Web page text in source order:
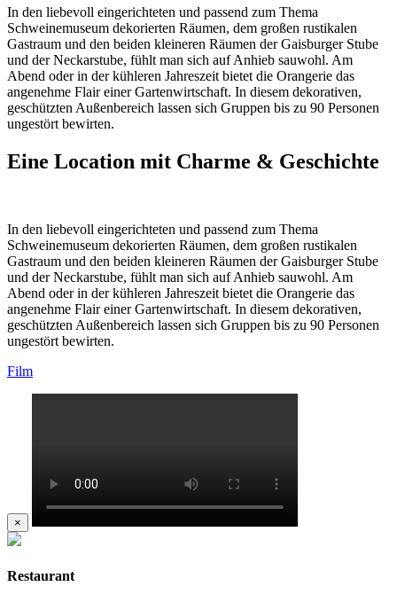
In den liebevoll eingerichteten und passend zum Thema
Schweinemuseum dekorierten Räumen, dem großen rustikalen
Gastraum und den beiden kleineren Räumen der Gaisburger Stube
und der Neckarstube, fühlt man sich auf Anhieb sauwohl. Am
Abend oder in der kühleren Jahreszeit bietet die Orangerie das
angenehme Flair einer Gartenwirtschaft. In diesem dekorativen,
geschützten Außenbereich lassen sich Gruppen bis zu 90 Personen
ungestört bewirten.
Eine Location mit Charme & Geschichte
In den liebevoll eingerichteten und passend zum Thema
Schweinemuseum dekorierten Räumen, dem großen rustikalen
Gastraum und den beiden kleineren Räumen der Gaisburger Stube
und der Neckarstube, fühlt man sich auf Anhieb sauwohl. Am
Abend oder in der kühleren Jahreszeit bietet die Orangerie das
angenehme Flair einer Gartenwirtschaft. In diesem dekorativen,
geschützten Außenbereich lassen sich Gruppen bis zu 90 Personen
ungestört bewirten.
Film
×
Restaurant